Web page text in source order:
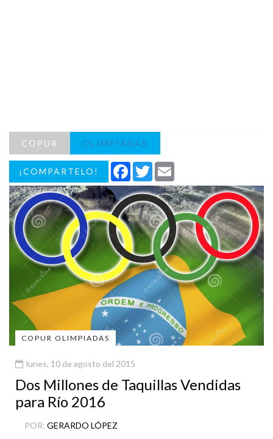
COPUR OLIMPIADAS
¡COMPARTELO! Facebook
Twitter
COPUR OLIMPIADAS
lunes, 10 de agosto del 2015
Dos Millones de Taquillas Vendidas
para Río 2016
POR: GERARDO LÓPEZ